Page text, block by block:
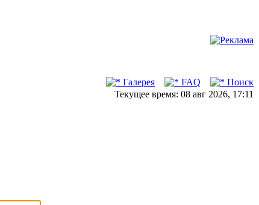
Галерея FAQ
Поиск
Текущее время: 08 авг 2026, 17:11